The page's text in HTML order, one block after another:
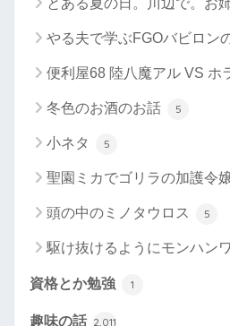
やる夫で学ぶFGOバビロン
便利屋68 陸八魔アル VS ホ
冬色のお酒のお話 5
小ネタ 5
聖園ミカでゴリラの加護令
頭の中のミノタウロス 5
駆け抜けるようにモンハン
資格とか勉強 1
趣味の話 2,011